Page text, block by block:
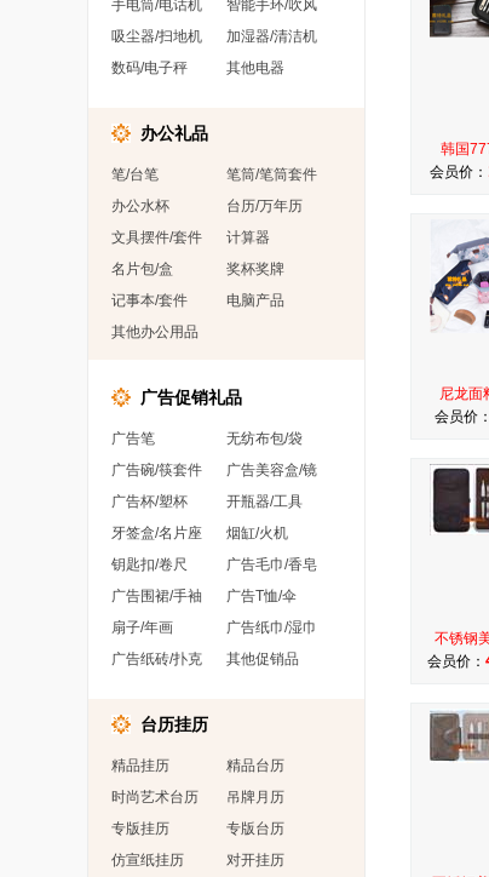
手电筒/电话机
智能手环/吹风
吸尘器/扫地机
加湿器/清洁机
数码/电子秤
其他电器
办公礼品
笔/台笔
笔筒/笔筒套件
办公水杯
台历/万年历
文具摆件/套件
计算器
名片包/盒
奖杯奖牌
记事本/套件
电脑产品
其他办公用品
广告促销礼品
广告笔
无纺布包/袋
广告碗/筷套件
广告美容盒/镜
广告杯/塑杯
开瓶器/工具
牙签盒/名片座
烟缸/火机
钥匙扣/卷尺
广告毛巾/香皂
广告围裙/手袖
广告T恤/伞
扇子/年画
广告纸巾/湿巾
广告纸砖/扑克
其他促销品
台历挂历
精品挂历
精品台历
时尚艺术台历
吊牌月历
专版挂历
专版台历
仿宣纸挂历
对开挂历
韩国
会员价：
尼龙面
会员价：
不锈钢
会员价：